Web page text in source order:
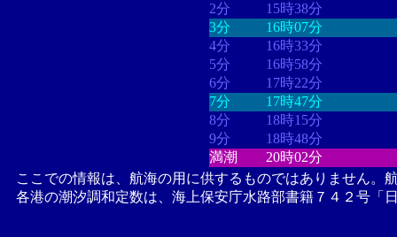
2分
15時38分
3分
16時07分
4分
16時33分
5分
16時58分
6分
17時22分
7分
17時47分
8分
18時15分
9分
18時48分
満潮
20時02分
ここでの情報は、航海の用に供するものではありません。
各港の潮汐調和定数は、海上保安庁水路部書籍７４２号「